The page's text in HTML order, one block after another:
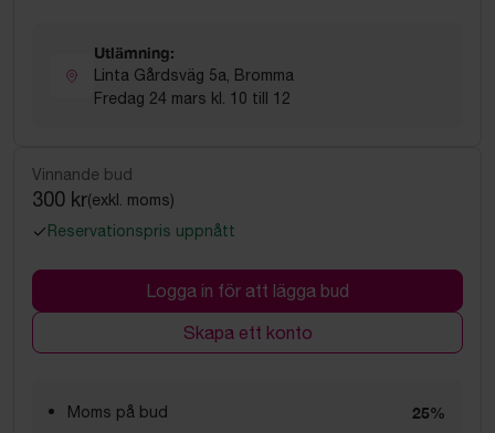
Utlämning:
Linta Gårdsväg 5a, Bromma
Fredag 24 mars kl. 10 till 12
Vinnande bud
300 kr(exkl. moms)
Reservationspris uppnått
Logga in för att lägga bud
Skapa ett konto
Moms på bud 25%